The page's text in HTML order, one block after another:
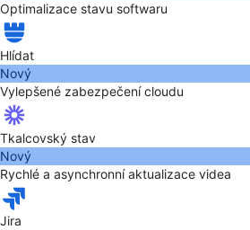
Optimalizace stavu softwaru
Hlídat
Nový
Vylepšené zabezpečení cloudu
Tkalcovský stav
Nový
Rychlé a asynchronní aktualizace videa
Jira